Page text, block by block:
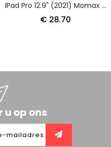
IPad Pro 12.9" (2021) Momax Origami
€ 28.70
u op ons